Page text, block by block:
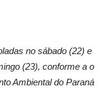
no sábado (22) e
(23), conforme a o
Ambiental do Paraná